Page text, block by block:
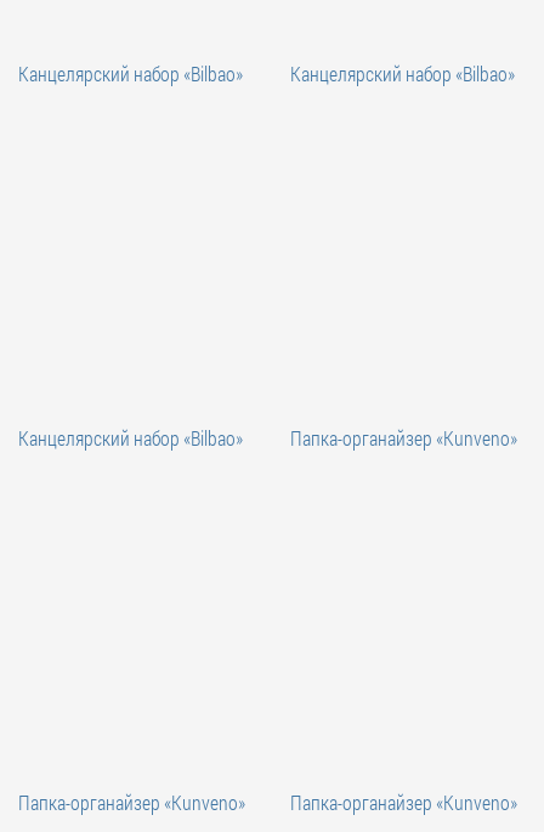
Канцелярский набор «Bilbao» Канцелярский набор «Bilbao»
Канцелярский набор «Bilbao» Папка-органайзер «Kunveno»
Папка-органайзер «Kunveno» Папка-органайзер «Kunveno»